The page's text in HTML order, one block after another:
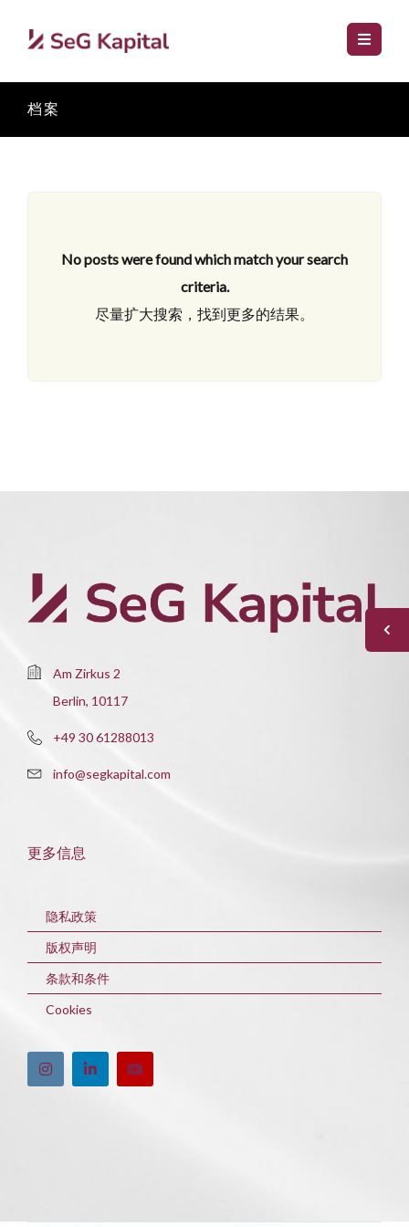
档案
No posts were found which match your search
criteria.
尽量扩大搜索，找到更多的结果。
Am Zirkus 2
Berlin, 10117
+49 30 61288013
info@segkapital.com
更多信息
隐私政策
版权声明
条款和条件
Cookies